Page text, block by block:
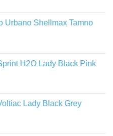
Urbano Shellmax Tamno
H2O Lady Black Pink
Lady Black Grey